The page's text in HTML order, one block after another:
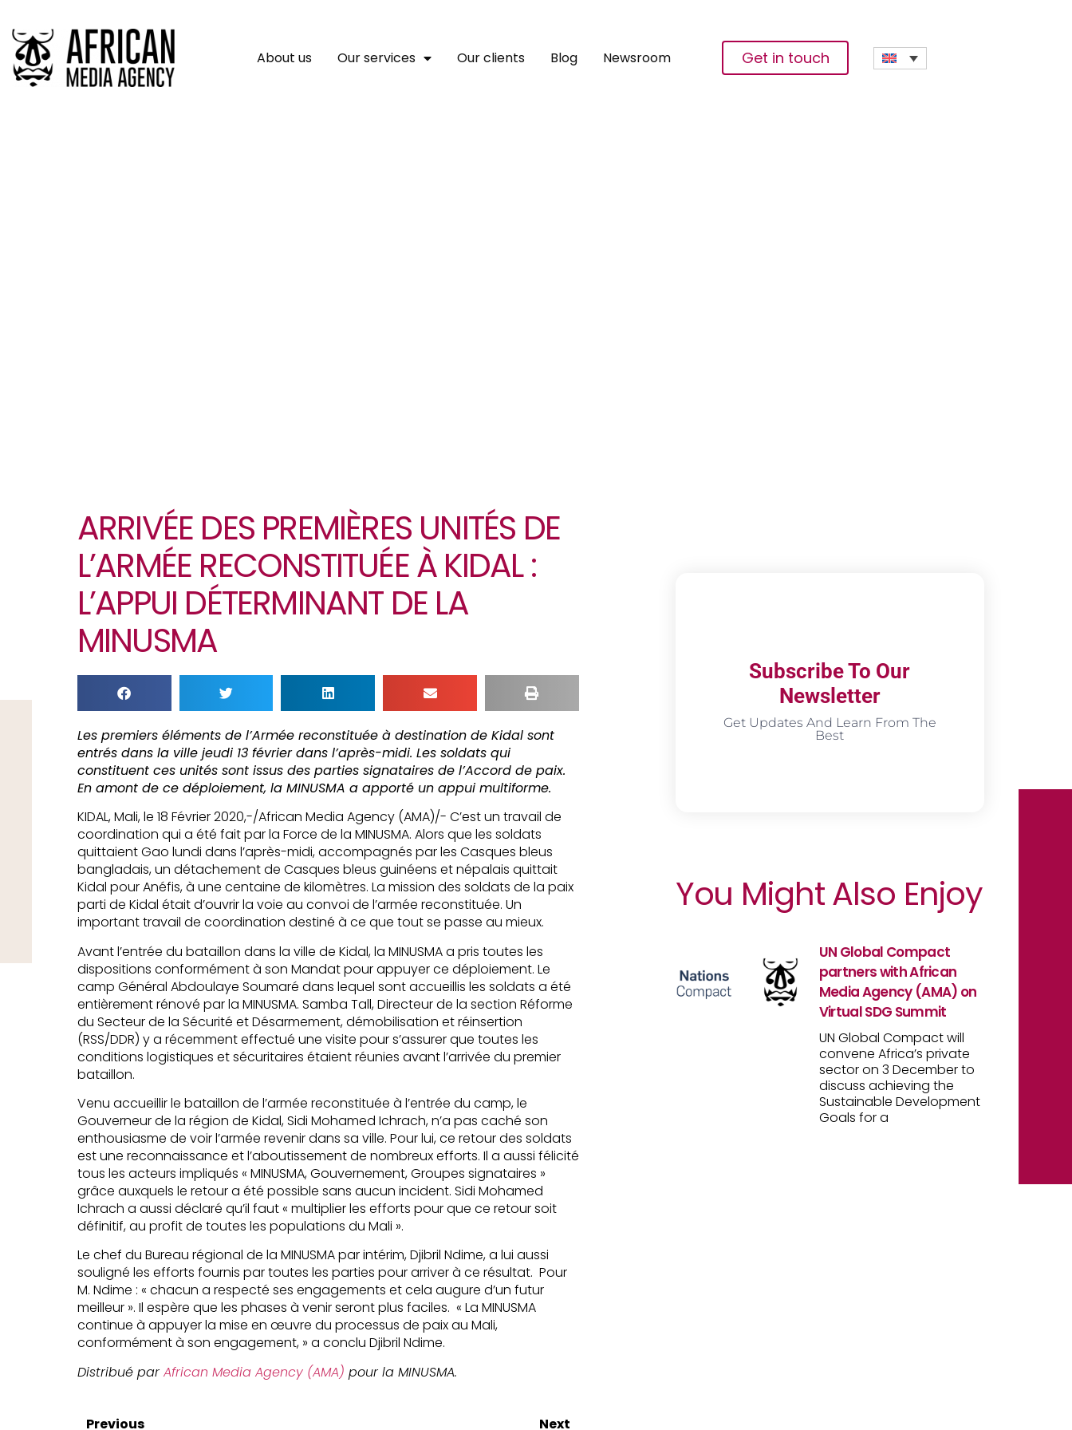
About us Our services Our clients Blog Newsroom Get in touch
ARRIVÉE DES PREMIÈRES UNITÉS DE
L’ARMÉE RECONSTITUÉE À KIDAL :
L’APPUI DÉTERMINANT DE LA
MINUSMA
Les premiers éléments de l’Armée reconstituée à destination de Kidal sont
entrés dans la ville jeudi 13 février dans l’après-midi. Les soldats qui
constituent ces unités sont issus des parties signataires de l’Accord de paix.
En amont de ce déploiement, la MINUSMA a apporté un appui multiforme.
KIDAL, Mali, le 18 Février 2020,-/African Media Agency (AMA)/- C’est un travail de
coordination qui a été fait par la Force de la MINUSMA. Alors que les soldats
quittaient Gao lundi dans l’après-midi, accompagnés par les Casques bleus
bangladais, un détachement de Casques bleus guinéens et népalais quittait
Kidal pour Anéfis, à une centaine de kilomètres. La mission des soldats de la paix
parti de Kidal était d’ouvrir la voie au convoi de l’armée reconstituée. Un
important travail de coordination destiné à ce que tout se passe au mieux.
Avant l’entrée du bataillon dans la ville de Kidal, la MINUSMA a pris toutes les
dispositions conformément à son Mandat pour appuyer ce déploiement. Le
camp Général Abdoulaye Soumaré dans lequel sont accueillis les soldats a été
entièrement rénové par la MINUSMA. Samba Tall, Directeur de la section Réforme
du Secteur de la Sécurité et Désarmement, démobilisation et réinsertion
(RSS/DDR) y a récemment effectué une visite pour s’assurer que toutes les
conditions logistiques et sécuritaires étaient réunies avant l’arrivée du premier
bataillon.
Venu accueillir le bataillon de l’armée reconstituée à l’entrée du camp, le
Gouverneur de la région de Kidal, Sidi Mohamed Ichrach, n’a pas caché son
enthousiasme de voir l’armée revenir dans sa ville. Pour lui, ce retour des soldats
est une reconnaissance et l’aboutissement de nombreux efforts. Il a aussi félicité
tous les acteurs impliqués « MINUSMA, Gouvernement, Groupes signataires »
grâce auxquels le retour a été possible sans aucun incident. Sidi Mohamed
Ichrach a aussi déclaré qu’il faut « multiplier les efforts pour que ce retour soit
définitif, au profit de toutes les populations du Mali ».
Le chef du Bureau régional de la MINUSMA par intérim, Djibril Ndime, a lui aussi
souligné les efforts fournis par toutes les parties pour arriver à ce résultat. Pour
M. Ndime : « chacun a respecté ses engagements et cela augure d’un futur
meilleur ». Il espère que les phases à venir seront plus faciles. « La MINUSMA
continue à appuyer la mise en œuvre du processus de paix au Mali,
conformément à son engagement, » a conclu Djibril Ndime.
Distribué par African Media Agency (AMA) pour la MINUSMA.
Previous Next
Subscribe To Our
Newsletter
Get Updates And Learn From The
Best
You Might Also Enjoy
UN Global Compact
partners with African
Media Agency (AMA) on
Virtual SDG Summit
UN Global Compact will
convene Africa’s private
sector on 3 December to
discuss achieving the
Sustainable Development
Goals for a